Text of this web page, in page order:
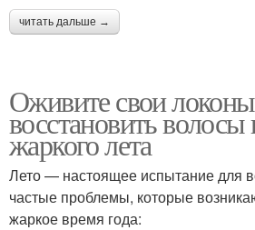
читать дальше →
Оживите свои
восстановить волосы
жаркого лета
Лето — настоящее испытание для
частые проблемы, которые
жаркое время года: